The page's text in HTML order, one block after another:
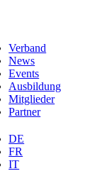
Verband
News
Events
Ausbildung
Mitglieder
Partner
DE
FR
IT